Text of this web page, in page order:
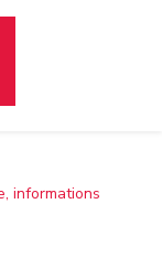
informations